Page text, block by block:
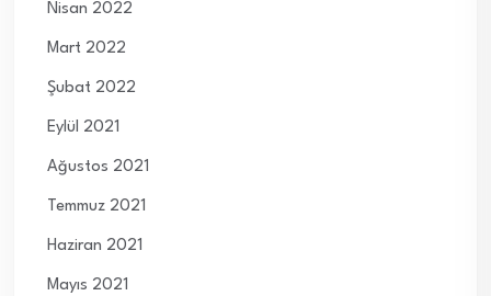
Nisan 2022
Mart 2022
Şubat 2022
Eylül 2021
Ağustos 2021
Temmuz 2021
Haziran 2021
Mayıs 2021